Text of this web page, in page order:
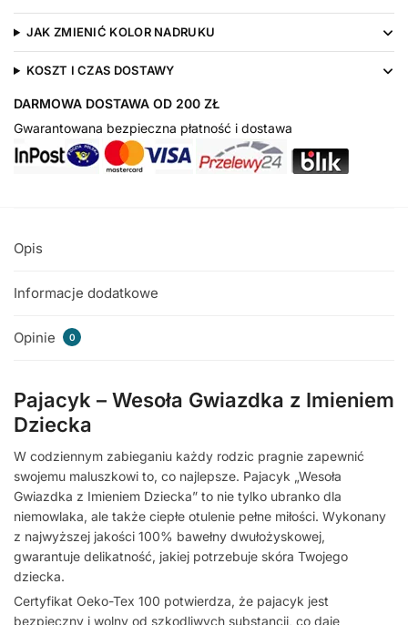
JAK ZMIENIĆ KOLOR NADRUKU
KOSZT I CZAS DOSTAWY
DARMOWA DOSTAWA OD 200 ZŁ
Gwarantowana bezpieczna płatność i dostawa
Opis
Informacje dodatkowe
Opinie 0
Pajacyk – Wesoła Gwiazdka z Imieniem
Dziecka
W codziennym zabieganiu każdy rodzic pragnie zapewnić
swojemu maluszkowi to, co najlepsze. Pajacyk „Wesoła
Gwiazdka z Imieniem Dziecka” to nie tylko ubranko dla
niemowlaka, ale także ciepłe otulenie pełne miłości. Wykonany
z najwyższej jakości 100% bawełny dwułożyskowej,
gwarantuje delikatność, jakiej potrzebuje skóra Twojego
dziecka.
Certyfikat Oeko-Tex 100 potwierdza, że pajacyk jest
bezpieczny i wolny od szkodliwych substancji, co daje